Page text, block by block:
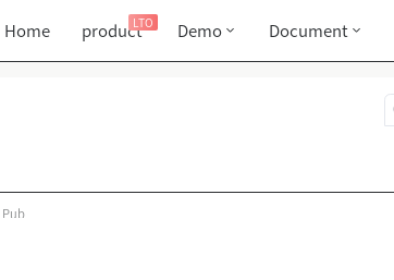
Home productLTO Demo Document
Pub